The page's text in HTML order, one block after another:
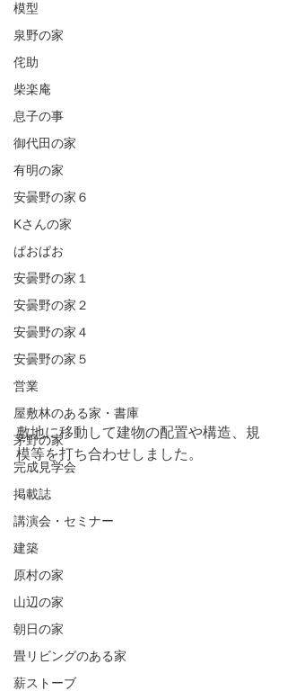
模型
泉野の家
侘助
柴楽庵
息子の事
御代田の家
有明の家
安曇野の家６
Kさんの家
ぱおぱお
安曇野の家１
安曇野の家２
安曇野の家４
安曇野の家５
営業
屋敷林のある家・書庫
茅野の家
完成見学会
掲載誌
講演会・セミナー
建築
原村の家
山辺の家
朝日の家
畳リビングのある家
薪ストーブ
敷地に移動して建物の配置や構造、規
模等を打ち合わせしました。